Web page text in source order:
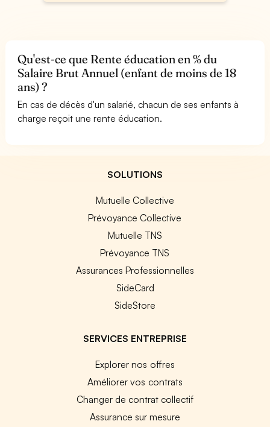
Qu'est-ce que Rente éducation en % du
Salaire Brut Annuel (enfant de moins de 18
ans) ?
En cas de décès d'un salarié, chacun de ses enfants à
charge reçoit une rente éducation.
SOLUTIONS
Mutuelle Collective
Prévoyance Collective
Mutuelle TNS
Prévoyance TNS
Assurances Professionnelles
SideCard
SideStore
SERVICES ENTREPRISE
Explorer nos offres
Améliorer vos contrats
Changer de contrat collectif
Assurance sur mesure